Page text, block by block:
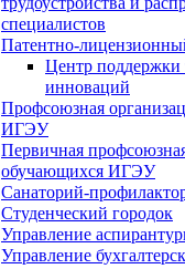
специалистов
Патентно-
Центр поддержки
инноваций
Профсоюзная
ИГЭУ
Первичная
обучающихся ИГЭУ
Санаторий-
Студенческий городок
Управление
Управление